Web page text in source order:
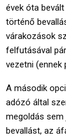
évek óta
történő
várakozások
felfutásával
vezetni (ennek
A második
adózó által
megoldás sem
bevallást, az